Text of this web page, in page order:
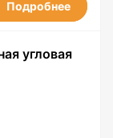
Подробнее
угловая